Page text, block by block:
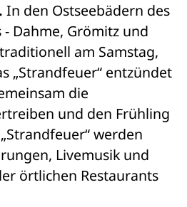
In den Ostseebädern des
Dahme, Grömitz und
am Samstag,
„Strandfeuer“ entzündet
die
und den Frühling
werden
Livemusik und
örtlichen Restaurants